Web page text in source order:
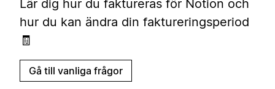
Lär dig hur du faktureras för Notion och
hur du kan ändra din faktureringsperiod
🧾
Gå till vanliga frågor